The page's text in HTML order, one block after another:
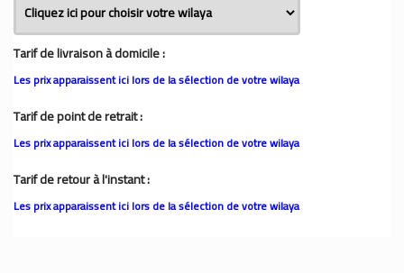
Tarif de livraison à domicile :
Les prix apparaissent ici lors de la sélection de votre wilaya
Tarif de point de retrait :
Les prix apparaissent ici lors de la sélection de votre wilaya
Tarif de retour à l'instant :
Les prix apparaissent ici lors de la sélection de votre wilaya